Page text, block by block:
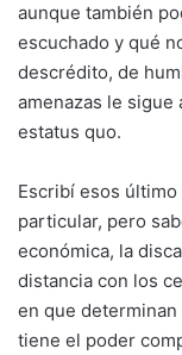
aunque también
escuchado y qué
descrédito, de
amenazas le
estatus quo.
Escribí esos
particular, pero
económica, la
distancia con los
en que
tiene el poder